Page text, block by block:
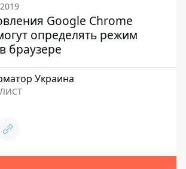
Google Chrome
определять режим
браузере
Украина